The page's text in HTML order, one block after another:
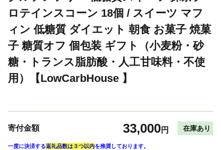
ロテインスコーン 18個 / スイーツ マフ
ィン 低糖質 ダイエット 朝食 お菓子 焼菓
子 糖質オフ 個包装 ギフト（小麦粉・砂
糖・トランス脂肪酸・人工甘味料・不使
用）【LowCarbHouse 】
寄付金額 33,000円 在庫あり
一度に決済する返礼品数は３つ以内を推奨しております。